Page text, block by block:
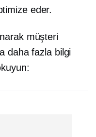
eder.
müşteri
daha fazla bilgi